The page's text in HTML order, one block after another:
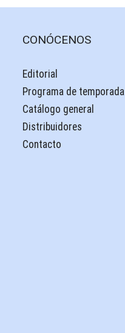
CONÓCENOS
Editorial
Programa de temporada
Catálogo general
Distribuidores
Contacto